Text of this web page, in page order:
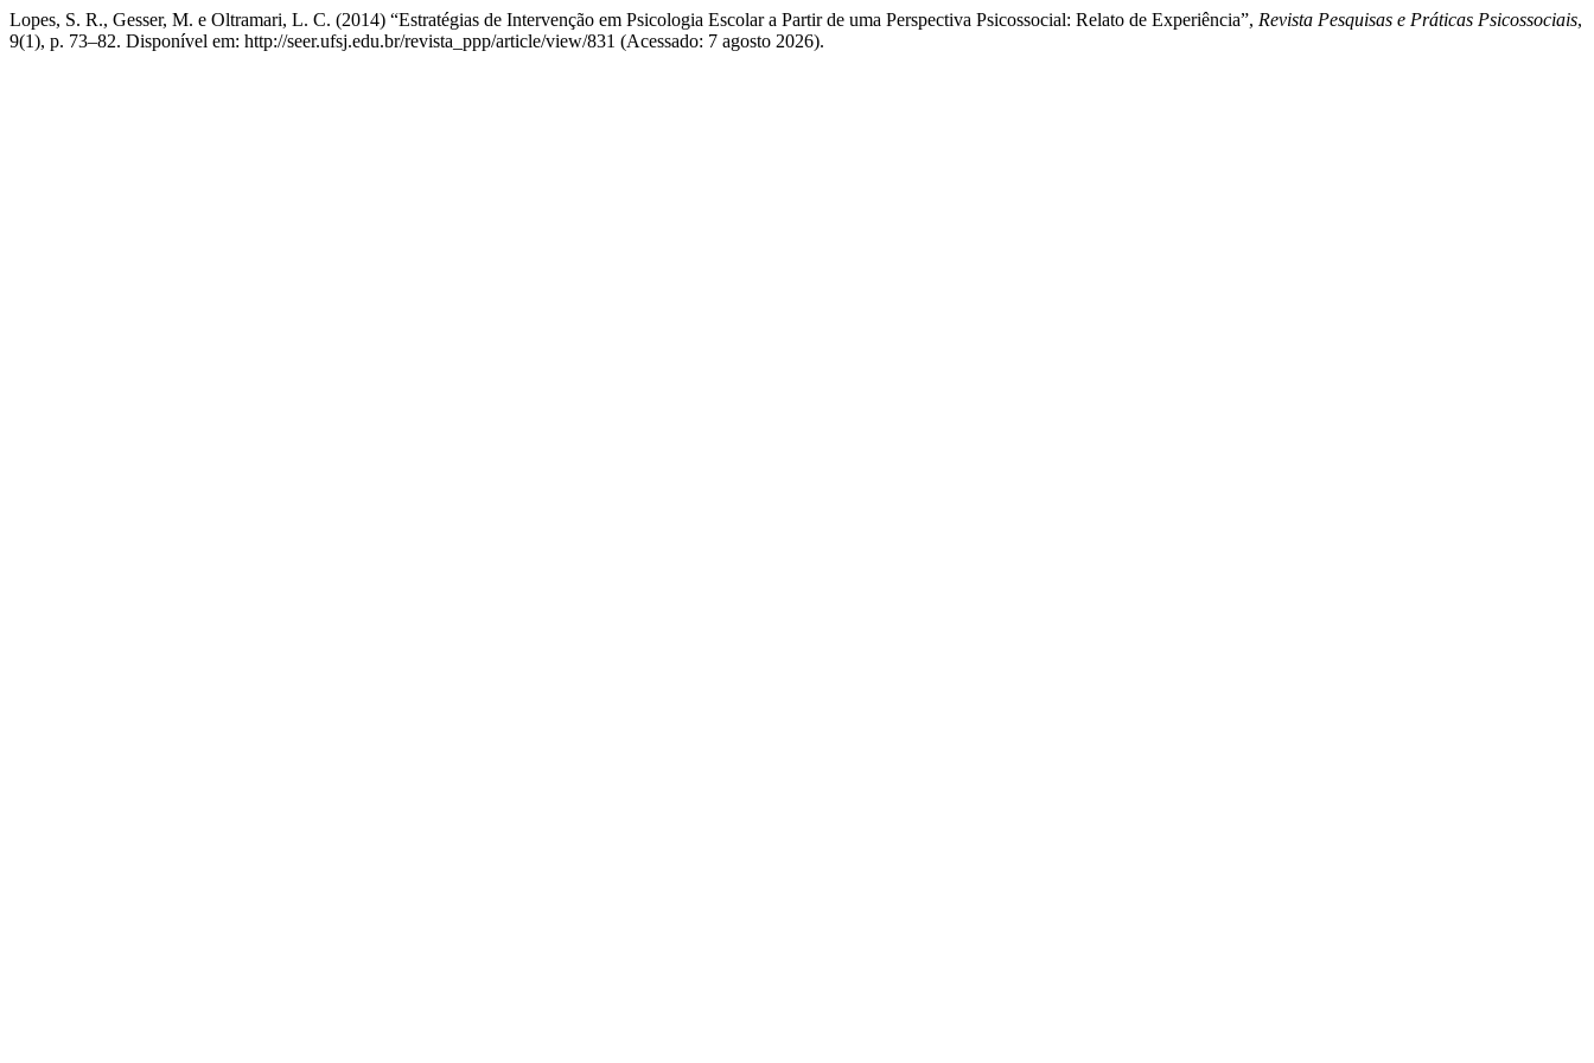
Lopes, S. R., Gesser, M. e Oltramari, L. C. (2014) “Estratégias de Intervenção em Psicologia Escolar a Partir de uma Perspectiva Psicossocial: Relato de Experiência”, Revista Pesquisas e Práticas Psicossociais,
9(1), p. 73–82. Disponível em: http://seer.ufsj.edu.br/revista_ppp/article/view/831 (Acessado: 7 agosto 2026).